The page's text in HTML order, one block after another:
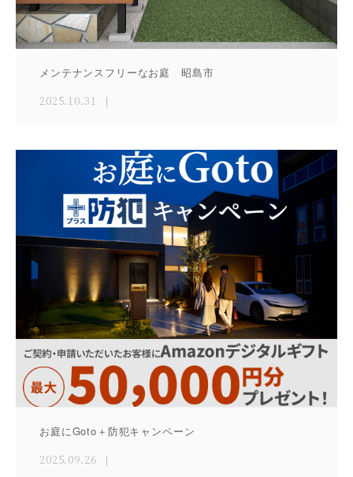
メンテナンスフリーなお庭 昭島市
2025.10.31
お庭にGoto＋防犯キャンペーン
2025.09.26